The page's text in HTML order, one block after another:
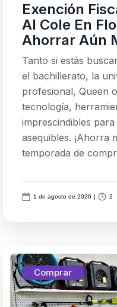
Exención
Al Cole En
Ahorrar Aún
Tanto si estás
el bachillerato, la
profesional, Queen
tecnología,
imprescindibles
asequibles. ¡Ahorra
temporada de
1 de agosto de 2026 | 2
Comprar